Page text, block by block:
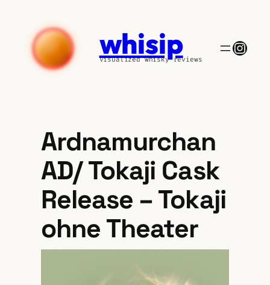
springen
whisip
visualized whisky reviews
Ardnamurchan
AD/ Tokaji Cask
Release – Tokaji
ohne Theater